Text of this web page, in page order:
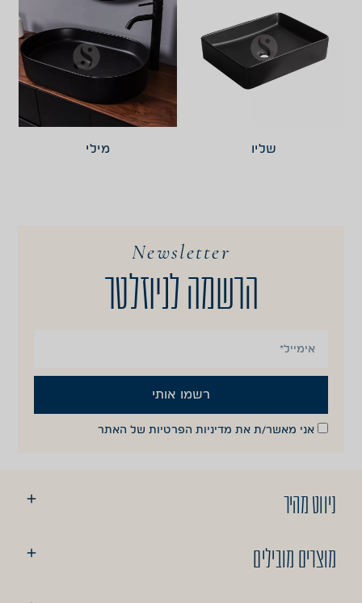
שליו מילי
Newsletter
הרשמה לניוזלטר
אני מאשר/ת את מדיניות הפרטיות של האתר
רשמו אותי
ניווט מהיר
מוצרים מובילים